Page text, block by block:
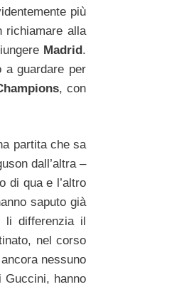
più
richiamare alla
Madrid.
a guardare per
, con
partita che sa
dall’altra –
di qua e l’altro
saputo già
differenzia il
nel corso
nessuno
Guccini, hanno